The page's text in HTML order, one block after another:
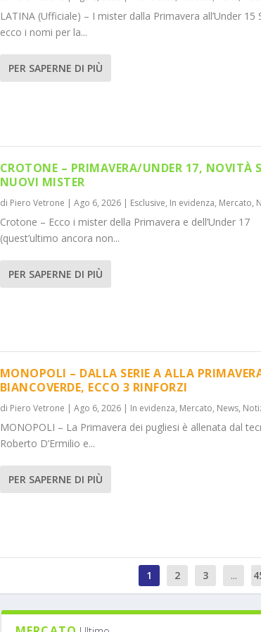
LATINA (Ufficiale) – I mister dalla Primavera all’Under 15
ecco i nomi per la...
PER SAPERNE DI PIÙ
CROTONE – PRIMAVERA/UNDER 17, NOVITÀ
NUOVI MISTER
di Piero Vetrone | Ago 6, 2026| Esclusive, In evidenza, Mercato,
Crotone – Ecco i mister della Primavera e dell’Under 17
(quest’ultimo ancora non...
PER SAPERNE DI PIÙ
MONOPOLI – DALLA SERIE A ALLA
BIANCOVERDE, ECCO 3 RINFORZI
di Piero Vetrone | Ago 6, 2026| In evidenza, Mercato, News,
MONOPOLI – La Primavera dei pugliesi è allenata dal
Roberto D’Ermilio e...
PER SAPERNE DI PIÙ
1 2 3 ...